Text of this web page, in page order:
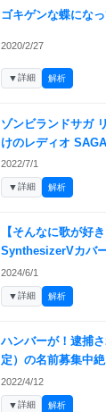
ゴキゲンな蝶にな
2020/2/27
▼詳細 解析
ゾンビランドサガ
けのレディオ SAGA
2022/7/1
▼詳細 解析
【そんなに歌が好
SynthesizerVカバ
2024/6/1
▼詳細 解析
ハンバーが！逮捕
定）の名前募集中
とシュールストレ
ペーン！↗
2022/4/12
▼詳細 解析